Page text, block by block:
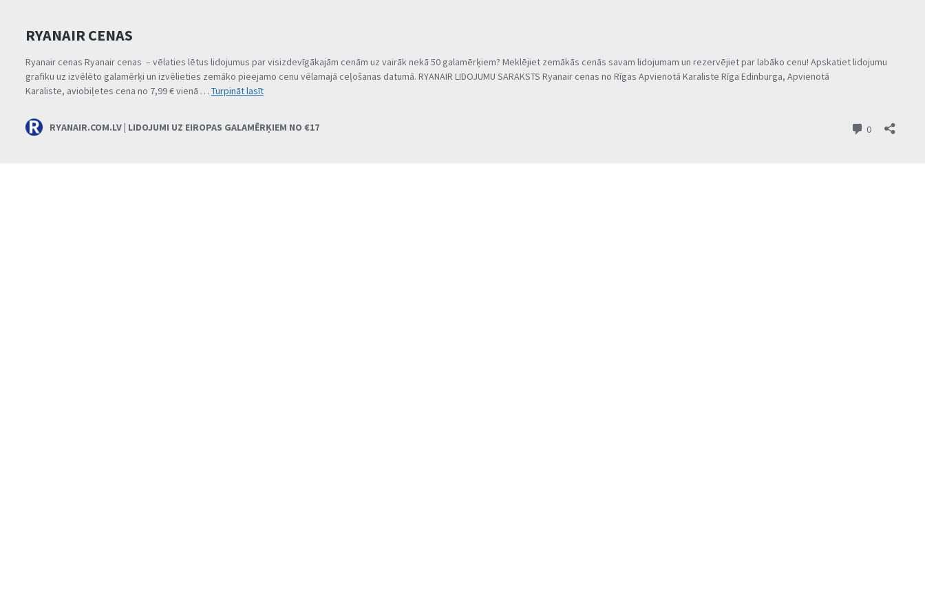
RYANAIR CENAS
Ryanair cenas Ryanair cenas – vēlaties lētus lidojumus par visizdevīgākajām cenām uz vairāk nekā 50 galamērķiem? Meklējiet zemākās cenās savam lidojumam un rezervējiet par labāko cenu! Apskatiet lidojumu
grafiku uz izvēlēto galamērķi un izvēlieties zemāko pieejamo cenu vēlamajā ceļošanas datumā. RYANAIR LIDOJUMU SARAKSTS Ryanair cenas no Rīgas Apvienotā Karaliste Rīga Edinburga, Apvienotā
Karaliste, aviobiļetes cena no 7,99 € vienā … Turpināt lasītRYANAIR
RYANAIR.COM.LV | LIDOJUMI UZ EIROPAS GALAMĒRĶIEM NO €17
0komentārs